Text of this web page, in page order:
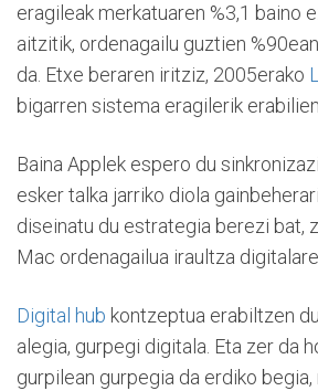
eragileak merkatuaren %3,1 baino
aitzitik, ordenagailu guztien
da. Etxe beraren iritziz, 2005erako
bigarren sistema eragilerik
Baina Applek espero du
esker talka jarriko diola
diseinatu du estrategia berezi bat,
Mac ordenagailua iraultza
Digital hub kontzeptua erabiltzen
alegia, gurpegi digitala. Eta zer da
gurpilean gurpegia da erdiko